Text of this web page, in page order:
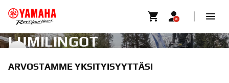
LUMILINGOT
LUMILINGOT
ARVOSTAMME YKSITYISYYTTÄSI